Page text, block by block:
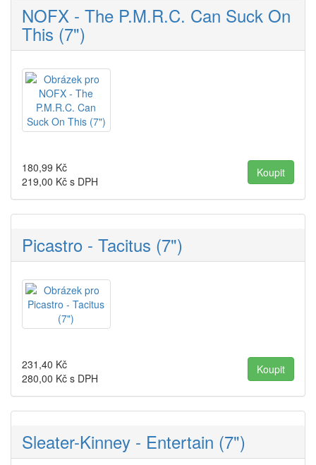
NOFX - The P.M.R.C. Can Suck On
This (7")
180,99 Kč
219,00 Kč s DPH
Picastro - Tacitus (7")
231,40 Kč
280,00 Kč s DPH
Sleater-Kinney - Entertain (7")